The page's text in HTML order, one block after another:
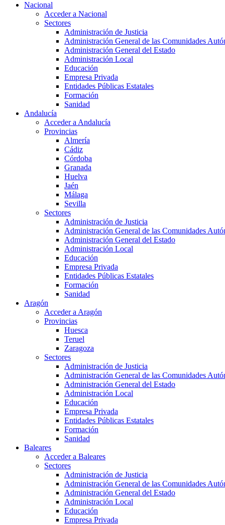
Nacional
Acceder a Nacional
Sectores
Administración de Justicia
Administración General de las Comunidades
Administración General del Estado
Administración Local
Educación
Empresa Privada
Entidades Públicas Estatales
Formación
Sanidad
Andalucía
Acceder a Andalucía
Provincias
Almería
Cádiz
Córdoba
Granada
Huelva
Jaén
Málaga
Sevilla
Sectores
Administración de Justicia
Administración General de las Comunidades
Administración General del Estado
Administración Local
Educación
Empresa Privada
Entidades Públicas Estatales
Formación
Sanidad
Aragón
Acceder a Aragón
Provincias
Huesca
Teruel
Zaragoza
Sectores
Administración de Justicia
Administración General de las Comunidades
Administración General del Estado
Administración Local
Educación
Empresa Privada
Entidades Públicas Estatales
Formación
Sanidad
Baleares
Acceder a Baleares
Sectores
Administración de Justicia
Administración General de las Comunidades
Administración General del Estado
Administración Local
Educación
Empresa Privada